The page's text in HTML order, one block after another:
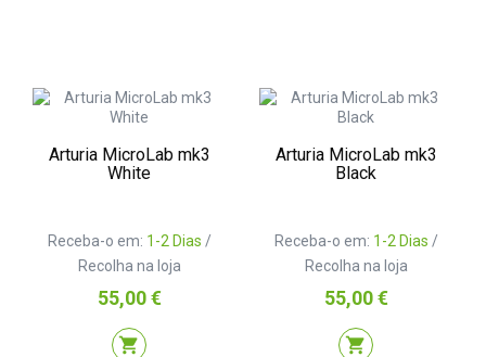
Arturia MicroLab mk3
White
Receba-o em: 1-2 Dias /
Recolha na loja
Preço
55,00 €
shopping_cart
Arturia MicroLab mk3
Black
Receba-o em: 1-2 Dias /
Recolha na loja
Preço
55,00 €
shopping_cart